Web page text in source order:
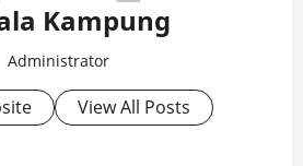
Kampung
Administrator
View All Posts